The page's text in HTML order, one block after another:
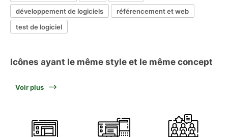
développement de logiciels
référencement et web
test de logiciel
Icônes ayant le même style et le même concept
Voir plus